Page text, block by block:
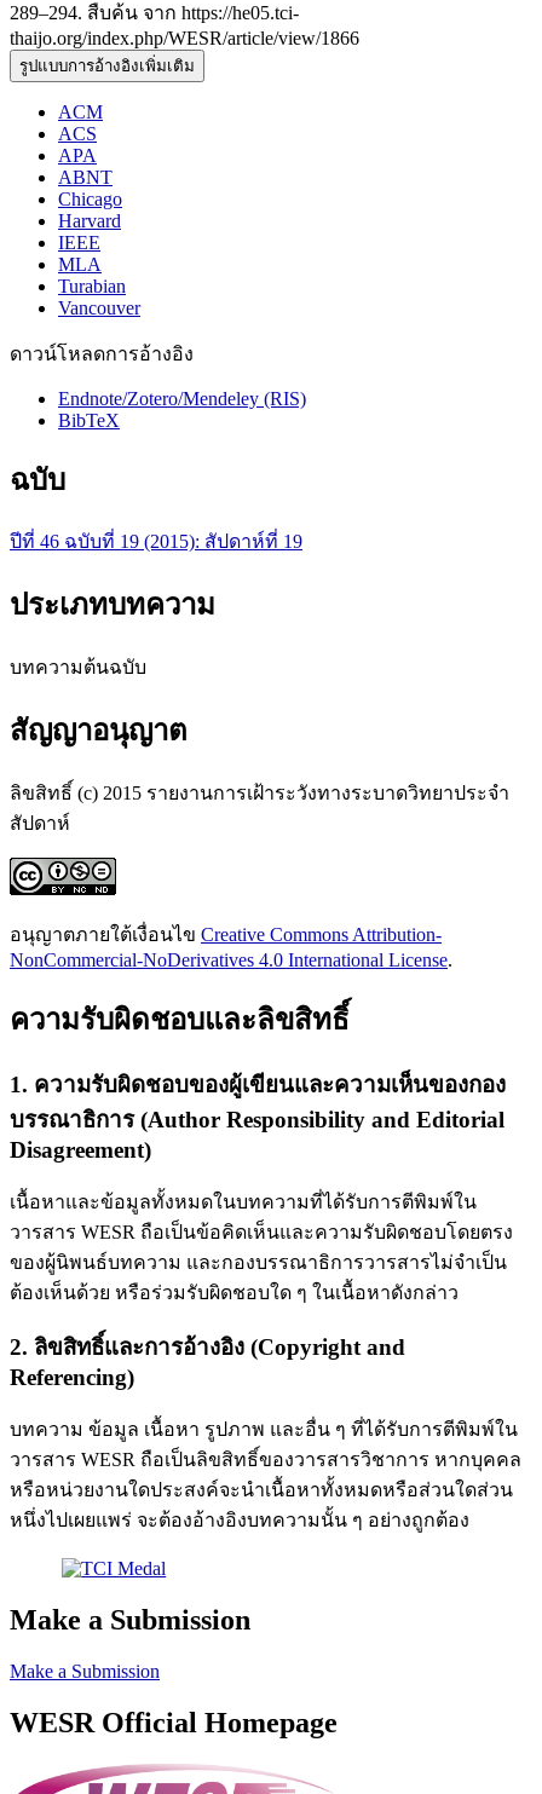
289–294. สืบค้น จาก https://he05.tci-
thaijo.org/index.php/WESR/article/view/1866
รูปแบบการอ้างอิงเพิ่มเติม
ACM
ACS
APA
ABNT
Chicago
Harvard
IEEE
MLA
Turabian
Vancouver
ดาวน์โหลดการอ้างอิง
Endnote/Zotero/Mendeley (RIS)
BibTeX
ฉบับ
ปีที่ 46 ฉบับที่ 19 (2015): สัปดาห์ที่ 19
ประเภทบทความ
บทความต้นฉบับ
สัญญาอนุญาต
ลิขสิทธิ์ (c) 2015 รายงานการเฝ้าระวังทางระบาดวิทยาประจำ
สัปดาห์
อนุญาตภายใต้เงื่อนไข Creative Commons Attribution-
NonCommercial-NoDerivatives 4.0 International License.
ความรับผิดชอบและลิขสิทธิ์
1. ความรับผิดชอบของผู้เขียนและความเห็นของกอง
บรรณาธิการ (Author Responsibility and Editorial
Disagreement)
เนื้อหาและข้อมูลทั้งหมดในบทความที่ได้รับการตีพิมพ์ใน
วารสาร WESR ถือเป็นข้อคิดเห็นและความรับผิดชอบโดยตรง
ของผู้นิพนธ์บทความ และกองบรรณาธิการวารสารไม่จำเป็น
ต้องเห็นด้วย หรือร่วมรับผิดชอบใด ๆ ในเนื้อหาดังกล่าว
2. ลิขสิทธิ์และการอ้างอิง (Copyright and
Referencing)
บทความ ข้อมูล เนื้อหา รูปภาพ และอื่น ๆ ที่ได้รับการตีพิมพ์ใน
วารสาร WESR ถือเป็นลิขสิทธิ์ของวารสารวิชาการ หากบุคคล
หรือหน่วยงานใดประสงค์จะนำเนื้อหาทั้งหมดหรือส่วนใดส่วน
หนึ่งไปเผยแพร่ จะต้องอ้างอิงบทความนั้น ๆ อย่างถูกต้อง
Make a Submission
Make a Submission
WESR Official Homepage